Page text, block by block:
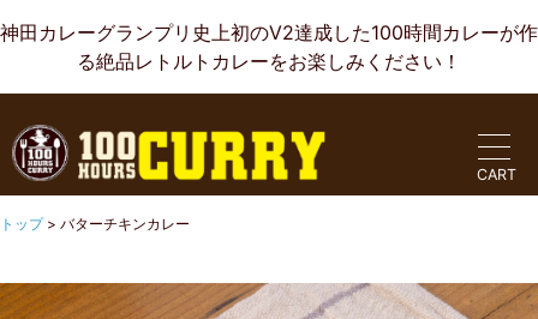
神田カレーグランプリ史上初のV2達成した100時間カレーが作
る絶品レトルトカレーをお楽しみください！
CART
トップ > バターチキンカレー